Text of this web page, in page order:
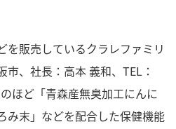
を販売しているクラレファミリ
、社長：高本 義和、TEL：
ほど「青森産無臭加工にんに
み末」などを配合した保健機能